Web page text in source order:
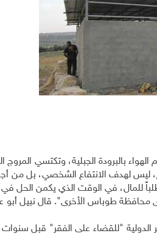
بالبرودة الجبلية، وتكتسي
ليس لهدف الانتفاع الشخصي، بل من
للمال، في الوقت الذي يكمن الحل في
محافظة طوباس الأخرى". قال نبيل أبو
الدولية "للقضاء على الفقر" قبل